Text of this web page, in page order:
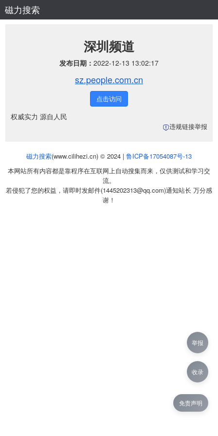
磁力搜索
深圳频道
发布日期： 2022-12-13 13:02:17
sz.people.com.cn
点击访问
权威实力 源自人民
违规链接举报
磁力搜索(www.cilihezi.cn) © 2024 | 鲁ICP备17054087号-13
本网站所有内容都是靠程序在互联网上自动搜集而来，仅供测试和学习交
流。
若侵犯了您的权益，请即时发邮件(1445202313@qq.com)通知站长 万分感
谢！
免责声明
举报
收录